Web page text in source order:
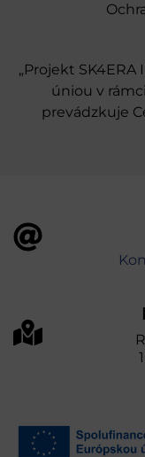
„Projekt
úniou v
prevádzkuje